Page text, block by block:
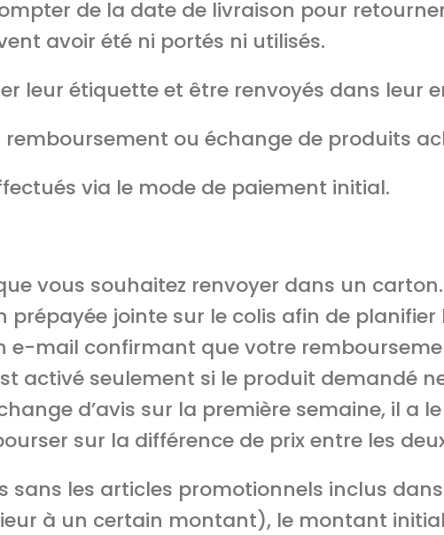
de la date de livraison pour
avoir été ni portés ni utilisés.
leur étiquette et être renvoyés dans leur
ou échange de produits
via le mode de paiement initial.
vous souhaitez renvoyer dans un carton.
prépayée jointe sur le colis afin de
e-mail confirmant que votre
activé seulement si le produit demandé
d’avis sur la première semaine, il a
sur la différence de prix entre les
sans les articles promotionnels inclus
à un certain montant), le montant